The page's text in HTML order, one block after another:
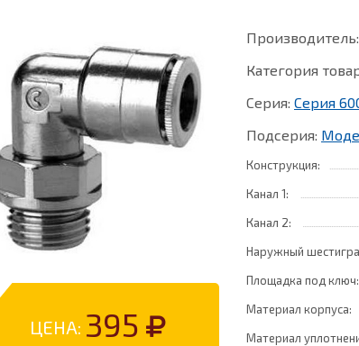
ЦЕНА: 395
Производитель:
Категория
Серия: Серия
Подсерия:
Конструкция:
Канал 1:
Канал 2:
Наружный
Площадка под ключ:
Материал корпуса:
Материал